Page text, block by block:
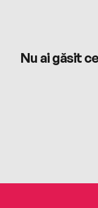
Nu ai găsit